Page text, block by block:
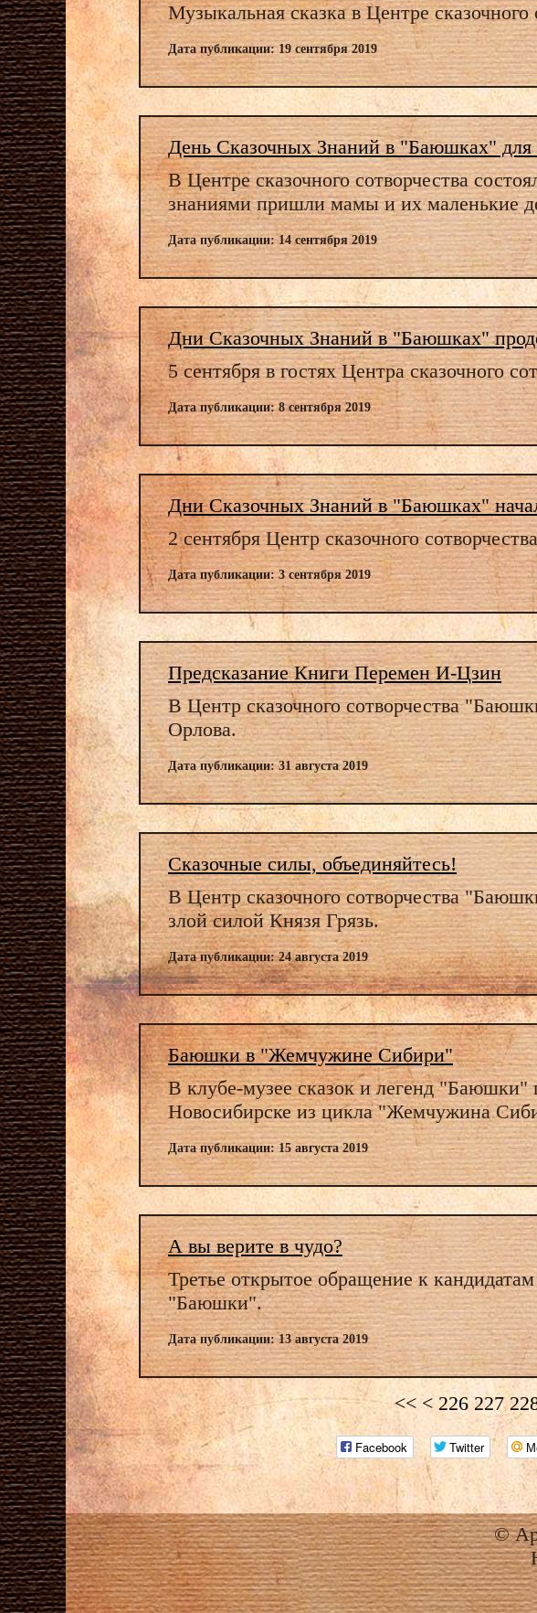
Музыкальная сказка в Центре
Дата публикации: 19 сентября 2019
День Сказочных Знаний в "Баюшках"
В Центре сказочного сотворчества
знаниями пришли мамы и их маленькие
Дата публикации: 14 сентября 2019
Дни Сказочных Знаний в "Баюшках"
5 сентября в гостях Центра сказочного
Дата публикации: 8 сентября 2019
Дни Сказочных Знаний в "Баюшках"
2 сентября Центр сказочного
Дата публикации: 3 сентября 2019
Предсказание Книги Перемен И-Цзин
В Центр сказочного сотворчества
Орлова.
Дата публикации: 31 августа 2019
Сказочные силы, объединяйтесь!
В Центр сказочного сотворчества
злой силой Князя Грязь.
Дата публикации: 24 августа 2019
Баюшки в "Жемчужине Сибири"
В клубе-музее сказок и легенд "Баюшки"
Новосибирске из цикла "Жемчужина
Дата публикации: 15 августа 2019
А вы верите в чудо?
Третье открытое обращение к
"Баюшки".
Дата публикации: 13 августа 2019
<< < 226 227
Facebook Twitter
©